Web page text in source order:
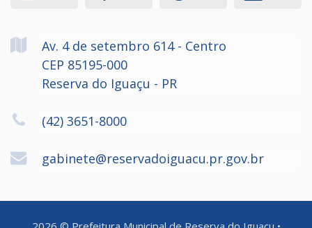
Av. 4 de setembro 614 - Centro
CEP 85195-000
Reserva do Iguaçu - PR
(42) 3651-8000
gabinete@reservadoiguacu.pr.gov.br